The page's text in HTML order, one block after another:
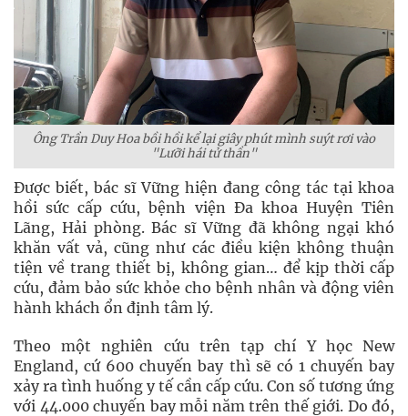
Ông Trần Duy Hoa bồi hồi kểlại giây phút mình suýt rơi vào
"Lưỡi hái tửthần"
Được biết, bác sĩ Vững hiện đang công tác tại khoa
hồi sức cấp cứu, bệnh viện Đa khoa Huyện Tiên
Lãng, Hải phòng. Bác sĩ Vững đã không ngại khó
khăn vất vả, cũng như các điều kiện không thuận
tiện về trang thiết bị, không gian… để kịp thời cấp
cứu, đảm bảo sức khỏe cho bệnh nhân và động viên
hành khách ổn định tâm lý.
Theo một nghiên cứu trên tạp chí Y học New
England, cứ 600 chuyến bay thì sẽ có 1 chuyến bay
xảy ra tình huống y tế cần cấp cứu. Con số tương ứng
với 44.000 chuyến bay mỗi năm trên thế giới. Do đó,